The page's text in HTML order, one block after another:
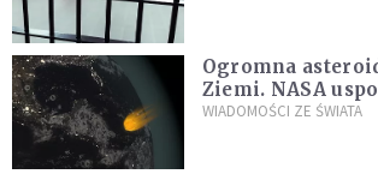
Ogromna
Ziemi. NASA
zagrożenia
WIADOMOŚCI ZE ŚWIATA